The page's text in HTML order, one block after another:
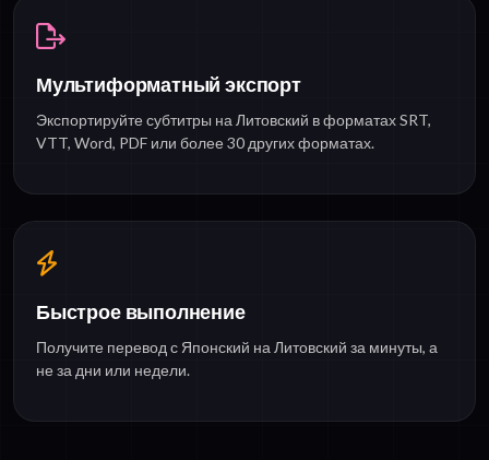
Мультиформатный экспорт
Экспортируйте субтитры на Литовский в форматах SRT,
VTT, Word, PDF или более 30 других форматах.
Быстрое выполнение
Получите перевод с Японский на Литовский за минуты, а
не за дни или недели.